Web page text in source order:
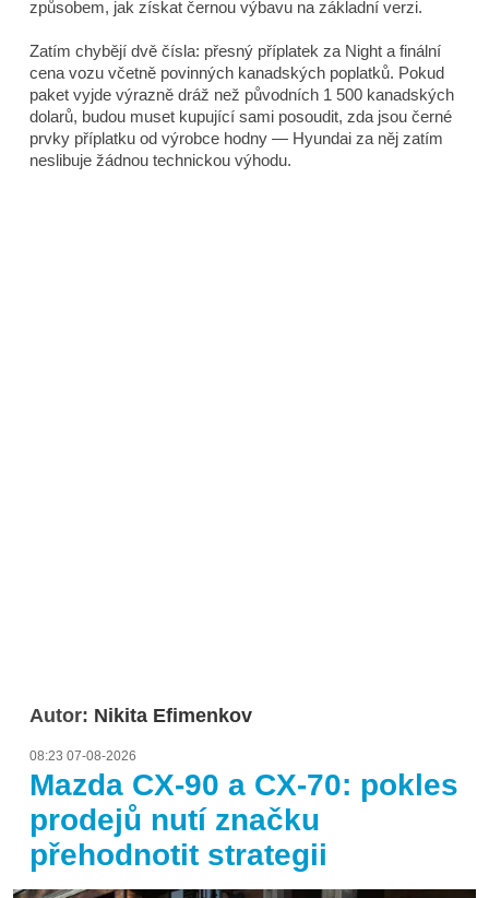
způsobem, jak získat černou výbavu na základní verzi.
Zatím chybějí dvě čísla: přesný příplatek za Night a finální
cena vozu včetně povinných kanadských poplatků. Pokud
paket vyjde výrazně dráž než původních 1 500 kanadských
dolarů, budou muset kupující sami posoudit, zda jsou černé
prvky příplatku od výrobce hodny — Hyundai za něj zatím
neslibuje žádnou technickou výhodu.
Autor: Nikita Efimenkov
08:23 07-08-2026
Mazda CX-90 a CX-70: pokles
prodejů nutí značku
přehodnotit strategii